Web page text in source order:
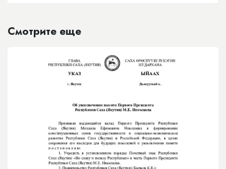
Смотрите еще